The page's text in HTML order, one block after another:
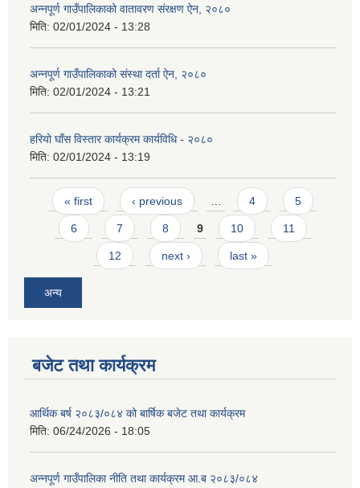
अन्नपूर्ण गाउँपालिकाको वातावरण संरक्षण ऐन, २०८०
मिति: 02/01/2024 - 13:28
अन्नपूर्ण गाउँपालिकाको संस्था दर्ता ऐन, २०८०
मिति: 02/01/2024 - 13:21
हरियो घाँस विस्तार कार्यक्रम कार्यविधि - २०८०
मिति: 02/01/2024 - 13:19
Pages
« first ‹ previous 4 5
6 7 8 9 10 11
12 next › last »
अन्य
बजेट तथा कार्यक्रम
आर्थिक बर्ष २०८३/०८४ को बार्षिक बजेट तथा कार्यक्रम
मिति: 06/24/2026 - 18:05
अन्नपूर्ण गाउँपालिका नीति तथा कार्यक्रम आ.ब २०८३/०८४